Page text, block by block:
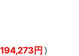
194,273円 )